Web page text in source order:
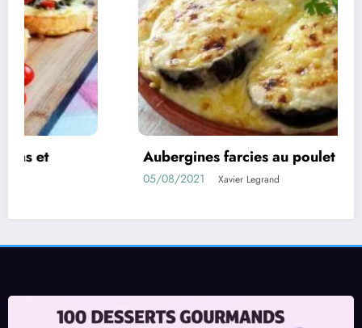
Aubergines farcies au poulet à la béchamel